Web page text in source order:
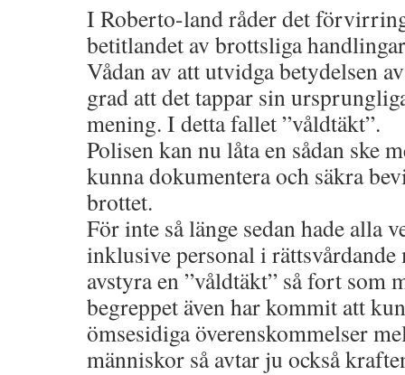
I Roberto-land råder det
betitlandet av brottsliga
Vådan av att utvidga betydelsen
grad att det tappar sin
mening. I detta fallet ”våldtäkt”.
Polisen kan nu låta en sådan ske
kunna dokumentera och säkra
brottet.
För inte så länge sedan hade alla
inklusive personal i
avstyra en ”våldtäkt” så fort som
begreppet även har kommit att
ömsesidiga överenskommelser
människor så avtar ju också